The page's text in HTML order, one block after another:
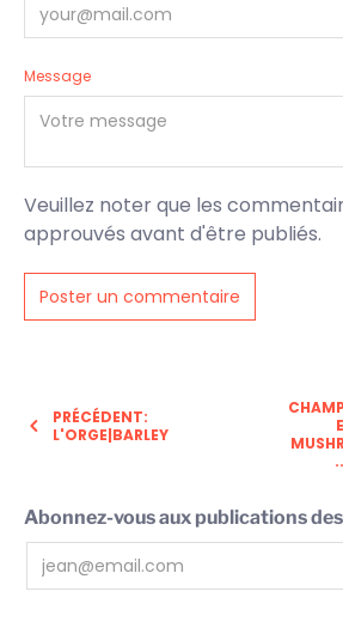
Message
Veuillez noter que les
approuvés avant d'être publiés.
PRÉCÉDENT:
L'ORGE|BARLEY
Abonnez-vous aux publications